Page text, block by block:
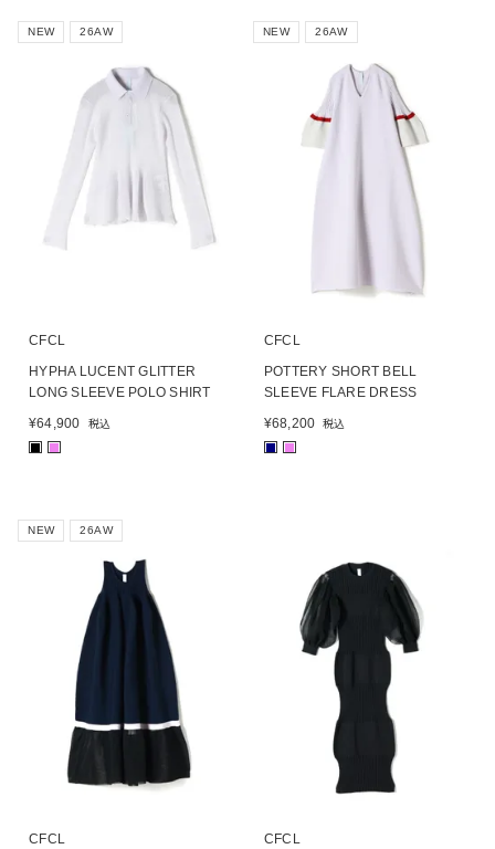
NEW 26AW
CFCL
HYPHA LUCENT GLITTER
LONG SLEEVE POLO SHIRT
¥64,900 税込
■ ■
NEW 26AW
CFCL
POTTERY SHORT BELL
SLEEVE FLARE DRESS
¥68,200 税込
■ ■
NEW 26AW
CFCL
CFCL